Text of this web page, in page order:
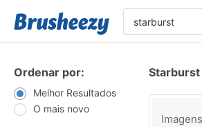
Ordenar por:
Melhor Resultados
O mais novo
Starburst